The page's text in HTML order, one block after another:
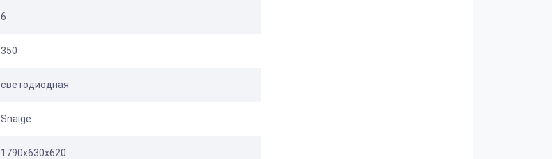
6
350
светодиодная
Snaige
1790x630x620